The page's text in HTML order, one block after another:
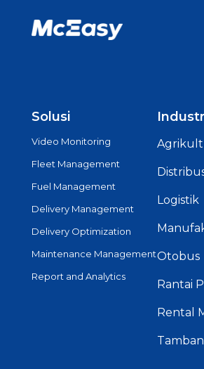
Solusi
Video Monitoring
Fleet Management
Fuel Management
Delivery Management
Delivery Optimization
Maintenance Management
Report and Analytics
Logistik
Otobus
Rantai
Rental